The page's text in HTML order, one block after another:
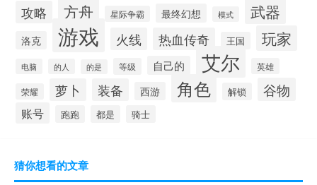
攻略 方舟 星际争霸 最终幻想 模式 武器
洛克 游戏 火线 热血传奇 王国 玩家
电脑 的人 的是 等级 自己的 艾尔 英雄
荣耀 萝卜 装备 西游 角色 解锁 谷物
账号 跑跑 都是 骑士
猜你想看的文章